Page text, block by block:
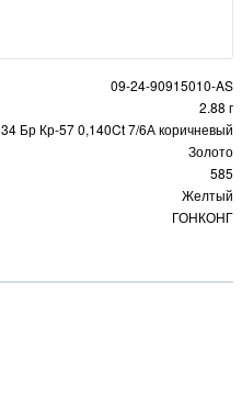
09-24-90915010-AS
2.88 г
34 Бр Кр-57 0,140Ct 7/6А коричневый
Золото
585
Желтый
ГОНКОНГ